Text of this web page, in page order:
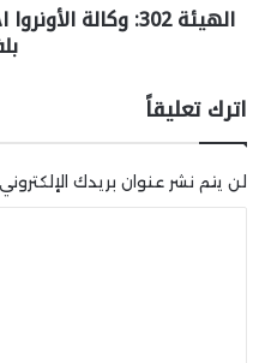
الهيئة 302: وكالة
اترك تعليقاً
لن يتم نشر عنوان بريدك